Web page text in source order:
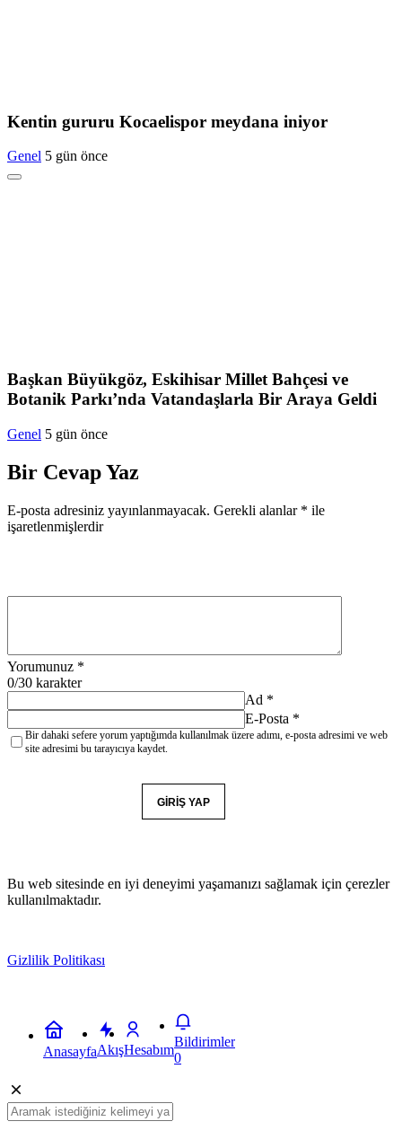
Kentin gururu Kocaelispor meydana iniyor
Genel 5 gün önce
Başkan Büyükgöz, Eskihisar Millet Bahçesi ve
Botanik Parkı’nda Vatandaşlarla Bir Araya Geldi
Genel 5 gün önce
Bir Cevap Yaz
E-posta adresiniz yayınlanmayacak. Gerekli alanlar * ile
işaretlenmişlerdir
Yorumunuz *
0/30 karakter
Ad *
E-Posta *
Bir dahaki sefere yorum yaptığımda kullanılmak üzere adımı, e-posta adresimi ve web
site adresimi bu tarayıcıya kaydet.
GIRIŞ YAP
Bu web sitesinde en iyi deneyimi yaşamanızı sağlamak için çerezler
kullanılmaktadır.
Gizlilik Politikası
AnasayfaAkışHesabım
Bildirimler
0